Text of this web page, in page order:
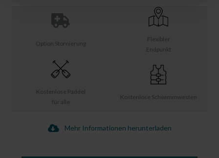
Kostenlose Schwimmwesten
Kostenlose Paddel
für alle
Flexibler
Endpunkt
Option Stornierung
Mehr Informationen herunterladen